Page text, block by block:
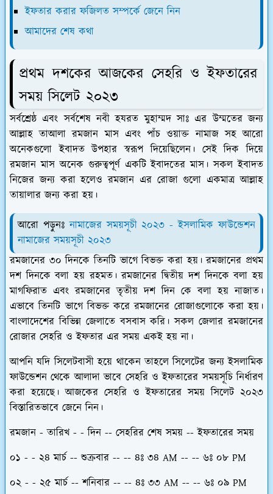
ইফতার করার ফজিলত সম্পর্কে জেনে নিন
আমাদের শেষ কথা
প্রথম দশকের আজকের সেহরি ও ইফতারের
সময় সিলেট ২০২৩
সর্বশ্রেষ্ঠ এবং সর্বশেষ নবী হযরত মুহাম্মদ সাঃ এর উম্মতের জন্য
আল্লাহ তাআলা রমজান মাস এবং পাঁচ ওয়াক্ত নামাজ সহ আরো
অনেকগুলো ইবাদত উপহার স্বরূপ দিয়েছিলেন। সেই দিক দিয়ে
রমজান মাস অনেক গুরুত্বপূর্ণ একটি ইবাদতের মাস। সকল ইবাদত
নিজের জন্য করা হলেও রমজান এর রোজা গুলো একমাত্র আল্লাহ
তায়ালার জন্য করা হয়।
আরো পড়ুনঃনামাজের সময়সূচী ২০২৩ - ইসলামিক ফাউন্ডেশন
নামাজের সময়সূচী ২০২৩
রমজানের ৩০ দিনকে তিনটি ভাগে বিভক্ত করা হয়। রমজানের প্রথম
দশ দিনকে বলা হয় রহমত। রমজানের দ্বিতীয় দশ দিনকে বলা হয়
মাগফিরাত এবং রমজানের তৃতীয় দশ দিন কে বলা হয় নাজাত।
এভাবে তিনটি ভাগে বিভক্ত করে রমজানের রোজাগুলোকে করা হয়।
বাংলাদেশের বিভিন্ন জেলাতে বসবাস করি। সকল জেলার রমজানের
রোজার সেহরি ও ইফতার এর সময় একই হয় না।
আপনি যদি সিলেটবাসী হয়ে থাকেন তাহলে সিলেটের জন্য ইসলামিক
ফাউন্ডেশন থেকে আলাদা ভাবে সেহরি ও ইফতারের সময়সূচি নির্ধারণ
করা হয়েছে। আজকের সেহরি ও ইফতারের সময় সিলেট ২০২৩
বিস্তারিতভাবে জেনে নিন।
রমজান - তারিখ - - দিন -- সেহরির শেষ সময় -- ইফতারের সময়
০১ - - ২৪ মার্চ -- শুক্রবার -- -- ৪ঃ ৩৪ AM -- -- ৬ঃ ০৮ PM
০২ - - ২৫ মার্চ -- শনিবার -- -- ৪ঃ ৩৩ AM -- -- ৬ঃ ০৯ PM